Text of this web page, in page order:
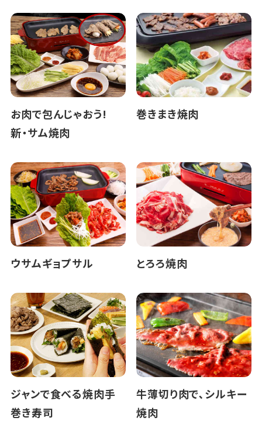
お肉で包んじゃおう!
新・サム焼肉
巻きまき焼肉
ウサムギョプサル とろろ焼肉
ジャンで食べる焼肉手
巻き寿司
牛薄切り肉で､シルキー
焼肉